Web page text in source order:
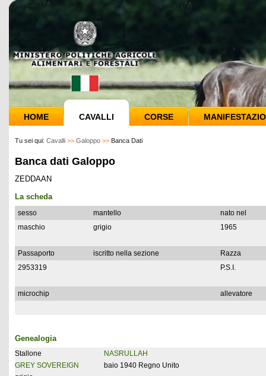
HOME CAVALLI CORSE
Tu sei qui: Cavalli >> Galoppo >> Banca Dati
Banca dati Galoppo
ZEDDAAN
La scheda
sesso mantello
nato nel
maschio
grigio 1965
Passaporto iscritto nella sezione
Razza
2953319
P.S.I.
microchip allevatore
Genealogia
Stallone
GREY SOVEREIGN
NASRULLAH
baio 1940 Regno Unito